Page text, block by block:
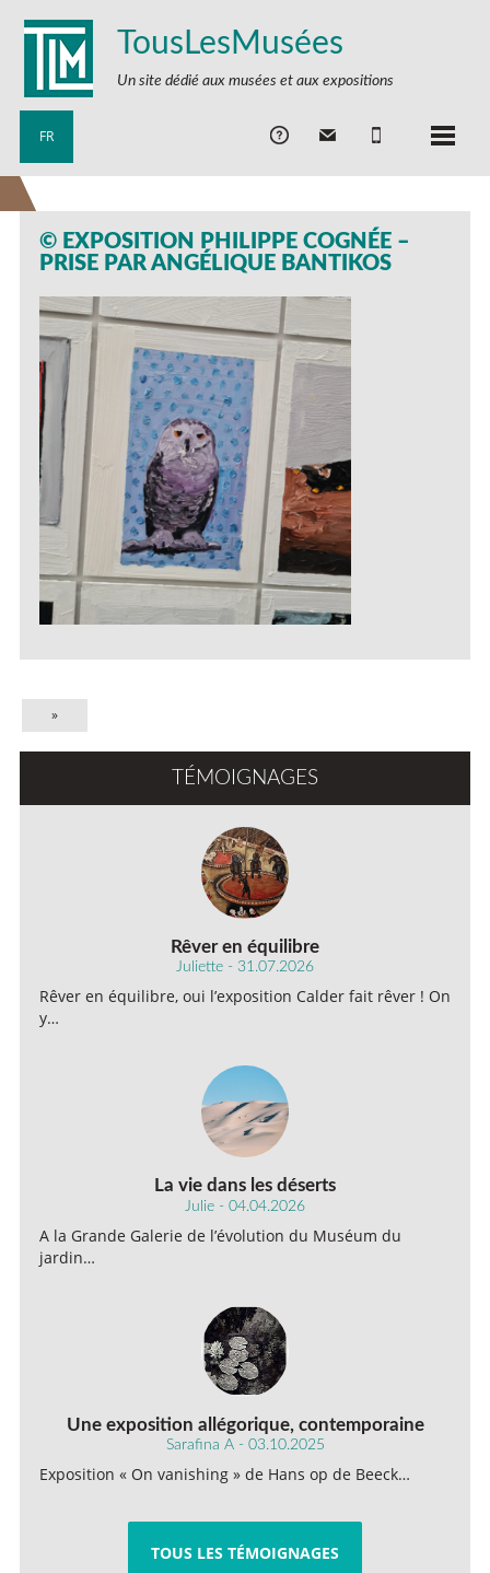
TousLesMusées
Un site dédié aux musées et aux expositions
FR
© EXPOSITION PHILIPPE COGNÉE –
PRISE PAR ANGÉLIQUE BANTIKOS
»
TÉMOIGNAGES
Rêver en équilibre
Juliette - 31.07.2026
Rêver en équilibre, oui l’exposition Calder fait rêver ! On
y…
La vie dans les déserts
Julie - 04.04.2026
A la Grande Galerie de l’évolution du Muséum du
jardin…
Une exposition allégorique, contemporaine
Sarafina A - 03.10.2025
Exposition « On vanishing » de Hans op de Beeck…
TOUS LES TÉMOIGNAGES